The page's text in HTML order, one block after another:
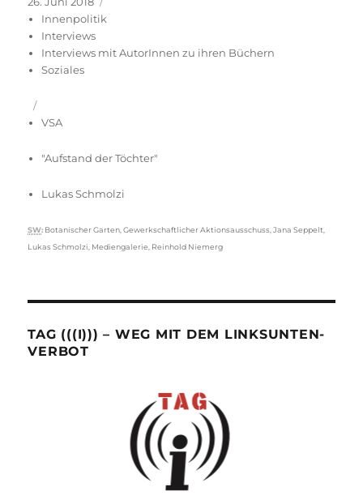
amInnenpolitik
Interviews
Interviews mit AutorInnen zu ihren Büchern
Soziales
VSA
"Aufstand der Töchter"
Lukas Schmolzi
Schlagwörter
SW: Botanischer Garten,Gewerkschaftlicher Aktionsausschuss,Jana Seppelt,
Lukas Schmolzi, Mediengalerie, Reinhold Niemerg
TAG (((I))) – WEG MIT DEM LINKSUNTEN-
VERBOT